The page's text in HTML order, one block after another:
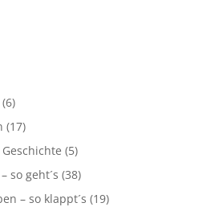
(6)
(17)
(5)
so geht´s (38)
– so klappt´s (19)